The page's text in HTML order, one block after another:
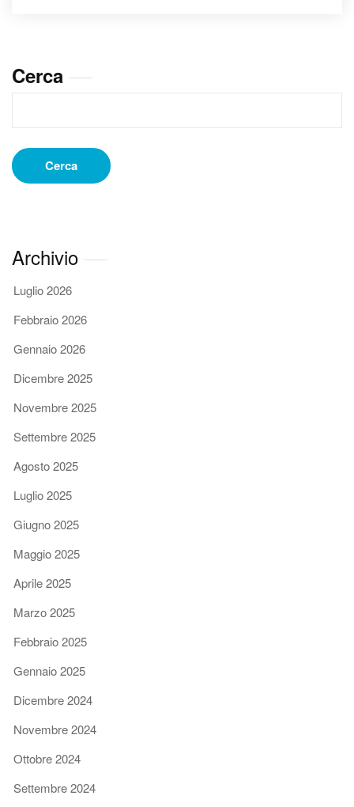
Cerca
Cerca
Archivio
Luglio 2026
Febbraio 2026
Gennaio 2026
Dicembre 2025
Novembre 2025
Settembre 2025
Agosto 2025
Luglio 2025
Giugno 2025
Maggio 2025
Aprile 2025
Marzo 2025
Febbraio 2025
Gennaio 2025
Dicembre 2024
Novembre 2024
Ottobre 2024
Settembre 2024